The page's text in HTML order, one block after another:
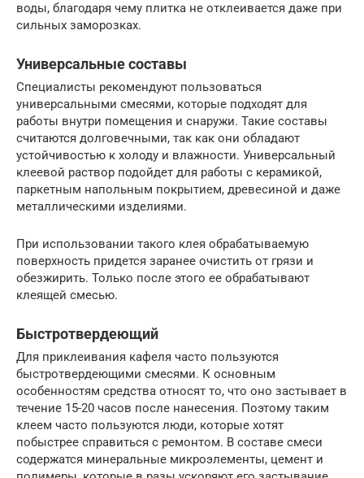
воды, благодаря чему плитка не отклеивается даже при
сильных заморозках.
Универсальные составы
Специалисты рекомендуют пользоваться
универсальными смесями, которые подходят для
работы внутри помещения и снаружи. Такие составы
считаются долговечными, так как они обладают
устойчивостью к холоду и влажности. Универсальный
клеевой раствор подойдет для работы с керамикой,
паркетным напольным покрытием, древесиной и даже
металлическими изделиями.
При использовании такого клея обрабатываемую
поверхность придется заранее очистить от грязи и
обезжирить. Только после этого ее обрабатывают
клеящей смесью.
Быстротвердеющий
Для приклеивания кафеля часто пользуются
быстротвердеющими смесями. К основным
особенностям средства относят то, что оно застывает в
течение 15-20 часов после нанесения. Поэтому таким
клеем часто пользуются люди, которые хотят
побыстрее справиться с ремонтом. В составе смеси
содержатся минеральные микроэлементы, цемент и